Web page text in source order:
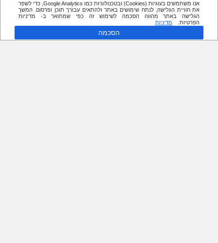
אנו משתמשים בעוגיות (Cookies) ובטכנולוגיות כמו Google Analytics, כדי לשפר
את חוויית הגלישה, לנתח שימושים באתר ולהתאים עבורך תוכן ופרסום. המשך
הגלישה באתר מהווה הסכמה לשימוש זה כפי שמתואר ב- מדיניות
הפרטיות.
מדיניות
הסכמה